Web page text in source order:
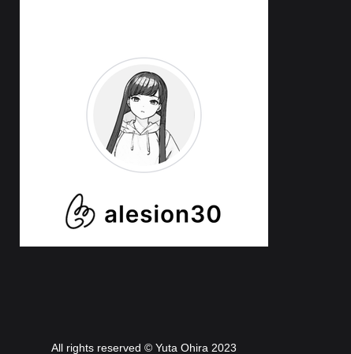
All rights reserved © Yuta Ohira 2023